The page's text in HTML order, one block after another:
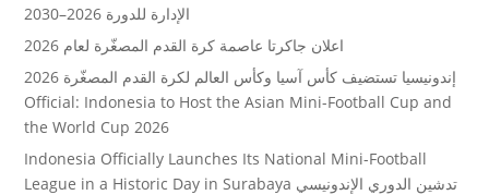
الإدارة للدورة 2026–2030
اعلان جاكرتا عاصمة كرة القدم المصغّرة لعام 2026
إندونيسيا تستضيف كأس آسيا وكأس العالم لكرة القدم المصغّرة 2026
Official: Indonesia to Host the Asian Mini-Football Cup and
the World Cup 2026
Indonesia Officially Launches Its National Mini-Football
League in a Historic Day in Surabaya تدشين الدوري الإندونيسي